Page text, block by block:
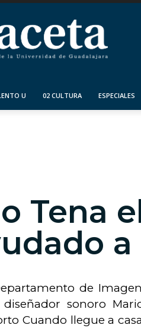
U 02 CULTURA ESPECIALES
Tena
de
diseñador sonoro
Cuando llegue a